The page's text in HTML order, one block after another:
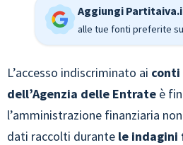
Aggiungi
alle tue fonti preferite
L’accesso indiscriminato ai conti
dell’Agenzia delle Entrate è
l’amministrazione finanziaria
dati raccolti durante le indagini